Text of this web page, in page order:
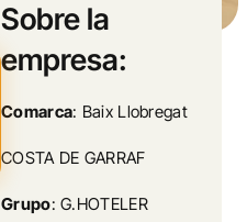
Sobre la
empresa:
Comarca: Baix Llobregat
COSTA DE GARRAF
Grupo: G.HOTELER